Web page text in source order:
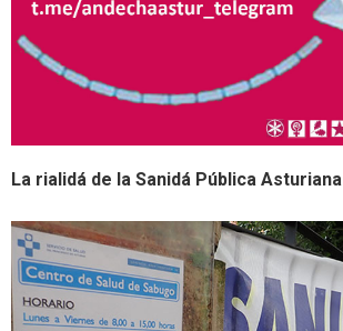
La rialidá de la Sanidá Pública Asturiana